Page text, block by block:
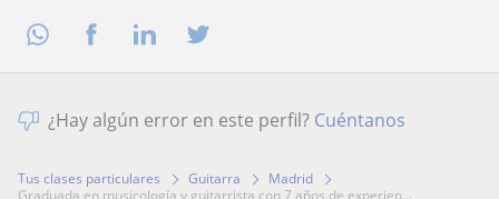
¿Hay algún error en este perfil? Cuéntanos
Tus clases particulares Guitarra
Madrid